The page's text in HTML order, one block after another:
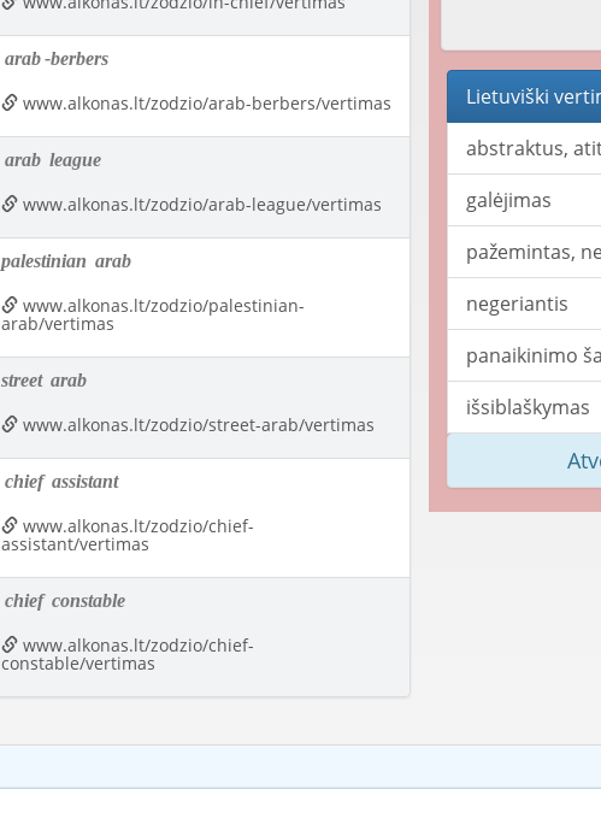
arab-berbers
www.alkonas.lt/zodzio/arab-berbers/vertimas
arab league
www.alkonas.lt/zodzio/arab-league/vertimas
palestinian arab
www.alkonas.lt/zodzio/palestinian-
arab/vertimas
street arab
www.alkonas.lt/zodzio/street-arab/vertimas
chief assistant
www.alkonas.lt/zodzio/chief-
assistant/vertimas
chief constable
www.alkonas.lt/zodzio/chief-
constable/vertimas
Lietuviški
abstraktus,
galėjimas
pažemintas,
negeriantis
panaikinimo
išsiblaškymas